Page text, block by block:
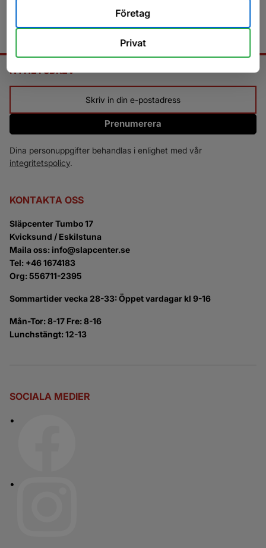
NYHETSBREV
Prenumerera
Dina personuppgifter behandlas i enlighet med vår
integritetspolicy.
KONTAKTA OSS
Släpcenter Tumbo 17
Kvicksund / Eskilstuna
Maila oss: info@slapcenter.se
Tel: +46 1674183
Org: 556711-2395
Sommartider vecka 28-33: Öppet vardagar kl 9-16
Mån-Tor: 8-17 Fre: 8-16
Lunchstängt: 12-13
SOCIALA MEDIER
Företag
Privat